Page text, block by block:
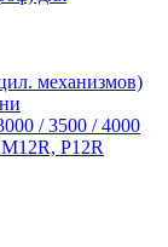
механизмов)
/ 3500 / 4000
P12R